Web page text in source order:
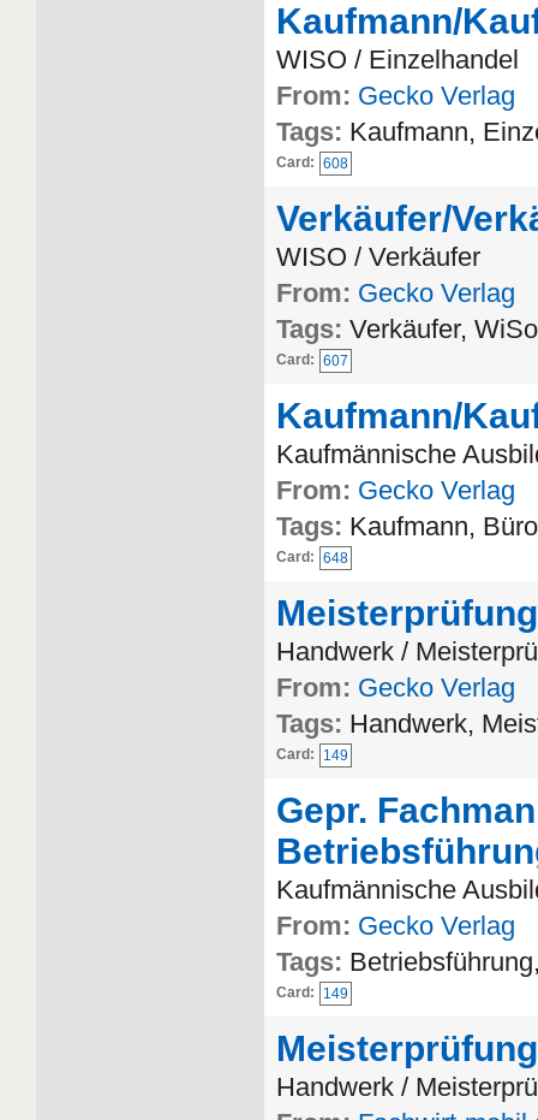
Kaufmann/
WISO / Einzelhandel
From: Gecko Verlag
Tags: Kaufmann,
Card: 608
Verkäufer/
WISO / Verkäufer
From: Gecko Verlag
Tags: Verkäufer, WiSo
Card: 607
Kaufmann/
Kaufmännische
From: Gecko Verlag
Tags: Kaufmann,
Card: 648
Handwerk /
From: Gecko Verlag
Tags: Handwerk,
Card: 149
Gepr.
Kaufmännische
From: Gecko Verlag
Tags:
Card: 149
Handwerk /